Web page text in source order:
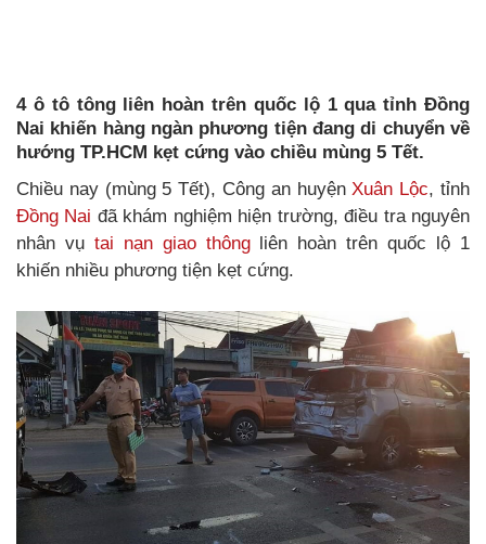
4 ô tô tông liên hoàn trên quốc lộ 1 qua tỉnh Đồng
Nai khiến hàng ngàn phương tiện đang di chuyển về
hướng TP.HCM kẹt cứng vào chiều mùng 5 Tết.
Chiều nay (mùng 5 Tết), Công an huyệnXuân Lộc, tỉnh
Đồng Nai đã khám nghiệm hiện trường, điều tra nguyên
nhân vụ tai nạn giao thôngliên hoàn trên quốc lộ 1
khiến nhiều phương tiện kẹt cứng.